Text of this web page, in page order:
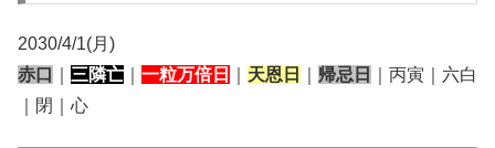
2030/4/1(月)
赤口
三隣亡 一粒万倍日 天恩日 帰忌日
｜丙寅｜六白
｜閉｜心